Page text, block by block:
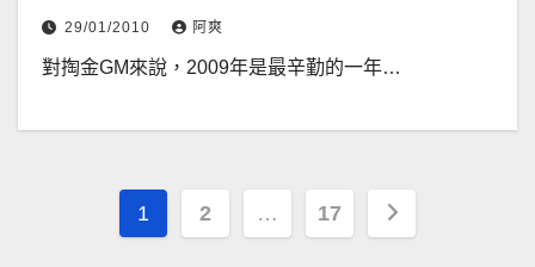
29/01/2010 阿爽
對掏金GM來說，2009年是最辛勤的一年…
文
1 2 … 17